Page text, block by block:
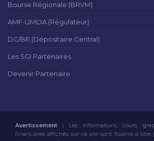
Bourse Régionale (BRVM)
AMF-UMOA (Régulateur)
DC/BR (Dépositaire Central)
Les SGI Partenaires
Devenir Partenaire
Avertissement : Les informations, cours,
financières affichés sur ce site sont fournis à